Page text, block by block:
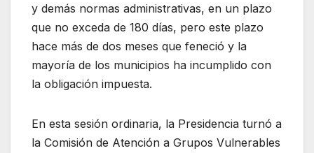
y demás normas administrativas, en un plazo
que no exceda de 180 días, pero este plazo
hace más de dos meses que feneció y la
mayoría de los municipios ha incumplido con
la obligación impuesta.
En esta sesión ordinaria, la Presidencia turnó a
la Comisión de Atención a Grupos Vulnerables